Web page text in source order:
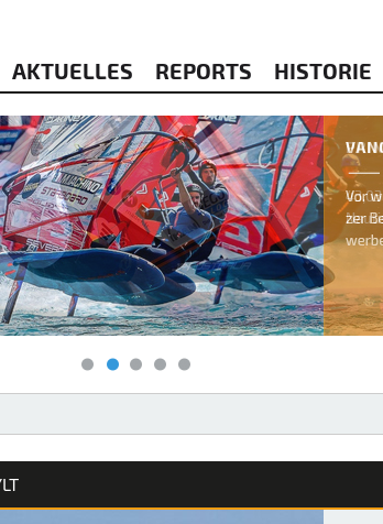
AKTUELLES REPORTS HISTORIE